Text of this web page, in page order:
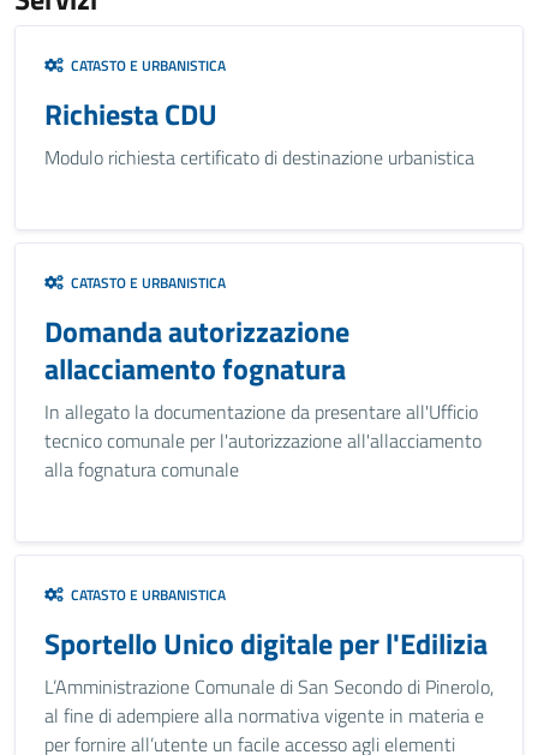
CATASTO E URBANISTICA
Richiesta CDU
Modulo richiesta certificato di destinazione urbanistica
CATASTO E URBANISTICA
Domanda autorizzazione
allacciamento fognatura
In allegato la documentazione da presentare all'Ufficio
tecnico comunale per l'autorizzazione all'allacciamento
alla fognatura comunale
CATASTO E URBANISTICA
Sportello Unico digitale per l'Edilizia
L’Amministrazione Comunale di San Secondo di Pinerolo,
al fine di adempiere alla normativa vigente in materia e
per fornire all’utente un facile accesso agli elementi